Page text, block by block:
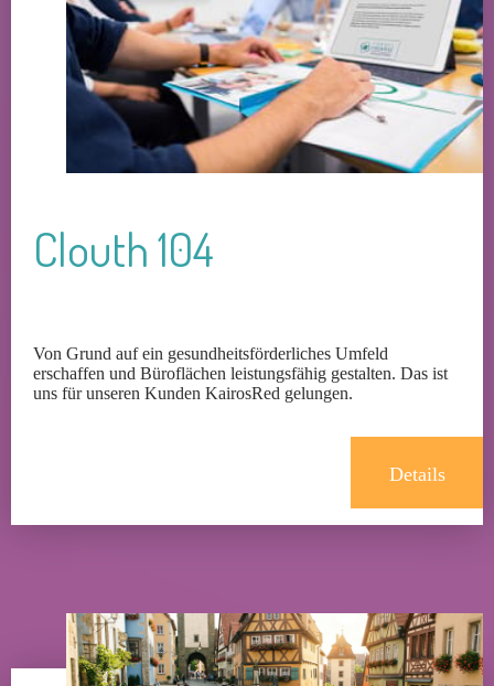
Clouth 104
Von Grund auf ein gesundheitsförderliches Umfeld
erschaffen und Büroflächen leistungsfähig gestalten. Das ist
uns für unseren Kunden KairosRed gelungen.
Details